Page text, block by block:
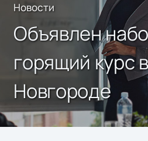
Новости
Объявлен
горящий курс
Новгороде